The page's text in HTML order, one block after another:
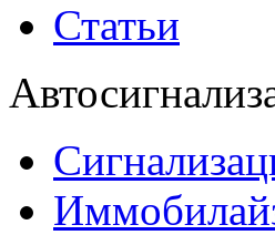
Статьи